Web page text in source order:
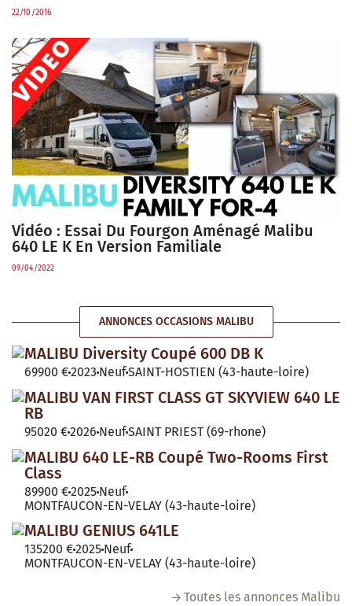
22/10/2016
Vidéo : Essai Du Fourgon Aménagé Malibu
640 LE K En Version Familiale
09/04/2022
ANNONCES OCCASIONS MALIBU
MALIBU Diversity Coupé 600 DB K
69900 €2023 NeufSAINT-HOSTIEN (43-haute-loire)
MALIBU VAN FIRST CLASS GT SKYVIEW 640 LE
RB
95020 €2026 NeufSAINT PRIEST (69-rhone)
MALIBU 640 LE-RB Coupé Two-Rooms First
Class
89900 €2025 Neuf
MONTFAUCON-EN-VELAY (43-haute-loire)
MALIBU GENIUS 641LE
135200 €2025 Neuf
MONTFAUCON-EN-VELAY (43-haute-loire)
Toutes les annonces Malibu